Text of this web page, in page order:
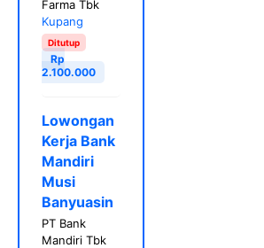
Farma Tbk
Kupang
Ditutup
Rp
2.100.000
Lowongan
Kerja Bank
Mandiri
Musi
Banyuasin
PT Bank
Mandiri Tbk